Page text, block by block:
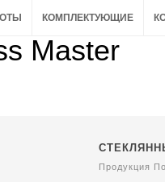
КОМПЛЕКТУЮЩИЕ
Продукция